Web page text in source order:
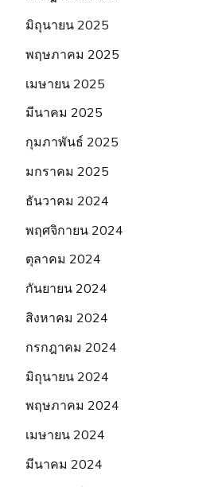
มิถุนายน 2025
พฤษภาคม 2025
เมษายน 2025
มีนาคม 2025
กุมภาพันธ์ 2025
มกราคม 2025
ธันวาคม 2024
พฤศจิกายน 2024
ตุลาคม 2024
กันยายน 2024
สิงหาคม 2024
กรกฎาคม 2024
มิถุนายน 2024
พฤษภาคม 2024
เมษายน 2024
มีนาคม 2024